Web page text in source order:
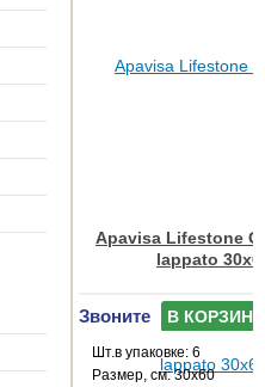
Apavisa Lifestone
lappato
Звоните В КОРЗИНУ
Шт.в упаковке: 6
Размер, см: 30x60